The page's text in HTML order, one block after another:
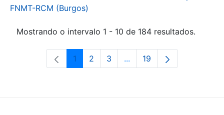
FNMT-RCM (Burgos)
Mostrando o intervalo 1 - 10 de 184 resultados.
Páxina
1 Páxina
2 Páxina
3 ...Páxinas intermedias Use
Páxina
19